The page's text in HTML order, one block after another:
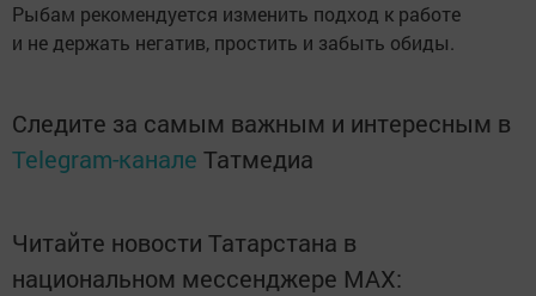
Рыбам рекомендуется изменить подход к работе
и не держать негатив, простить и забыть обиды.
Следите за самым важным и интересным в
Telegram-канале Татмедиа
Читайте новости Татарстана в
национальном мессенджере MАХ: